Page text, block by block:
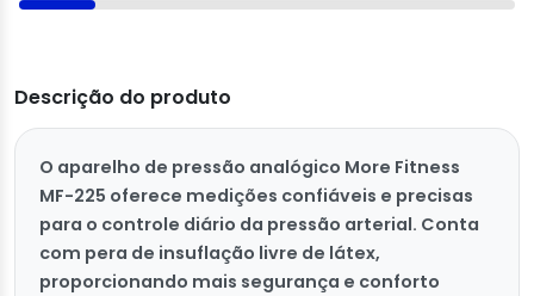
Descrição do produto
O aparelho de pressão analógico More Fitness
MF-225 oferece medições confiáveis e precisas
para o controle diário da pressão arterial. Conta
com pera de insuflação livre de látex,
proporcionando mais segurança e conforto